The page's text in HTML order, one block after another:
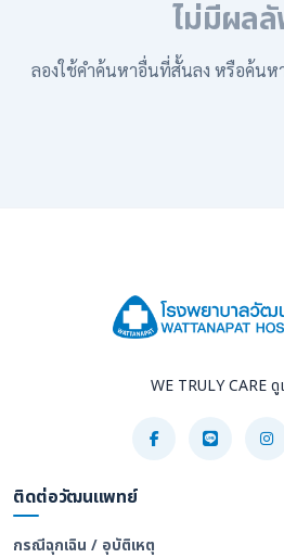
ไม่มีผล
ลองใช้คำค้นหาอื่นที่สั้นลง หรือค้นห
WE TRULY CARE ดู
ติดต่อวัฒนแพทย์
กรณีฉุกเฉิน / อุบัติเหตุ